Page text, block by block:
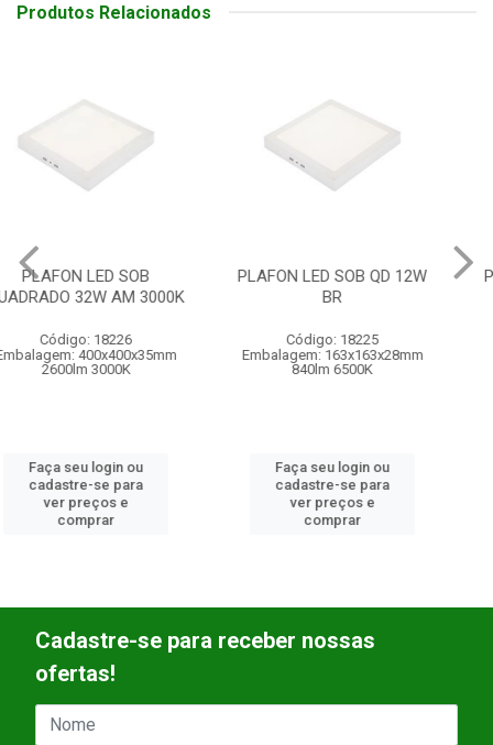
Produtos Relacionados
PLAFON LED SOB QD 12W
BR
Código: 18225
Embalagem: 163x163x28mm
840lm 6500K
Faça seu login ou
cadastre-se para
ver preços e
comprar
PLAFON LED SOB QD 12W
Código: 18224
Embalagem: UN/01
Faça seu login ou
cadastre-se para
ver preços e
comprar
Cadastre-se para receber nossas
ofertas!